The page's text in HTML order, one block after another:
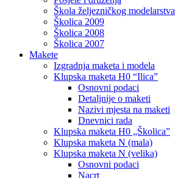
Škola željezničkog modelarstva
Školica 2009
Školica 2008
Školica 2007
Makete
Izgradnja maketa i modela
Klupska maketa H0 “Ilica”
Osnovni podaci
Detaljnije o maketi
Nazivi mjesta na maketi
Dnevnici rada
Klupska maketa H0 „Školica”
Klupska maketa N (mala)
Klupska maketa N (velika)
Osnovni podaci
Nacrt